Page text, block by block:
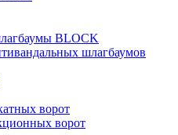
BLOCK
шлагбаумов
ворот
ворот